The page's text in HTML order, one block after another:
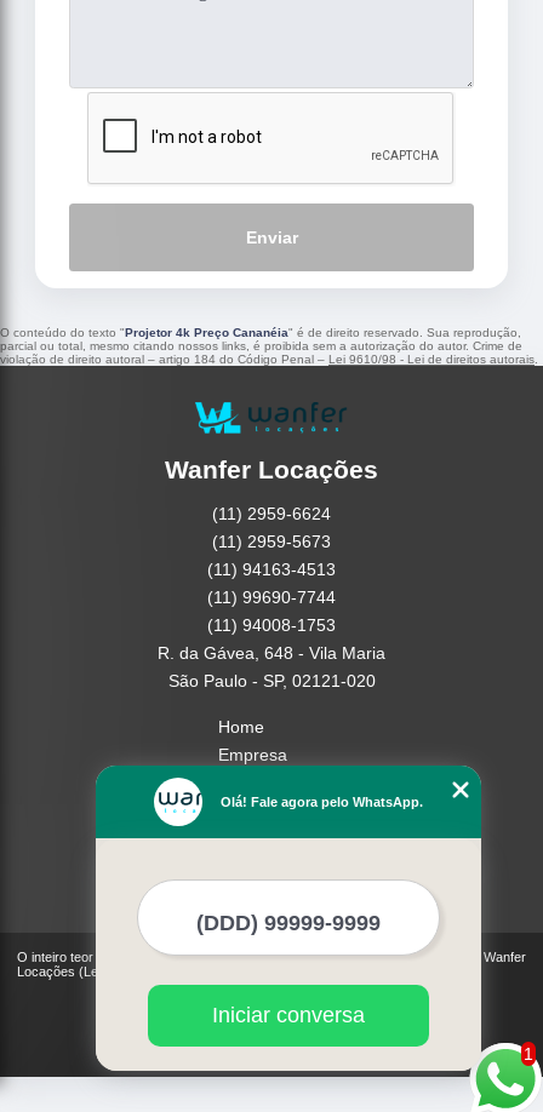
Enviar
O conteúdo do texto "Projetor 4k Preço Cananéia" é de direito reservado. Sua reprodução,
parcial ou total, mesmo citando nossos links, é proibida sem a autorização do autor. Crime de
violação de direito autoral – artigo 184 do Código Penal – Lei 9610/98 - Lei de direitos autorais
Wanfer Locações
(11) 2959-6624
(11) 2959-5673
(11) 94163-4513
(11) 99690-7744
(11) 94008-1753
R. da Gávea, 648 - Vila Maria
São Paulo - SP, 02121-020
Home
Empresa
Serviços
Contato
O inteiro teor deste site está sujeito à proteção de direitos autorais. Copyright© Wanfer
Locações (Lei 9610 de 19/02/1998)
1
Olá! Fale agora pelo WhatsApp.
Iniciar conversa